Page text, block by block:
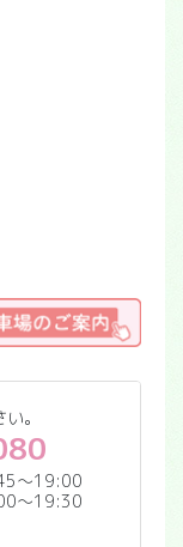
。
〜19:00
〜19:30